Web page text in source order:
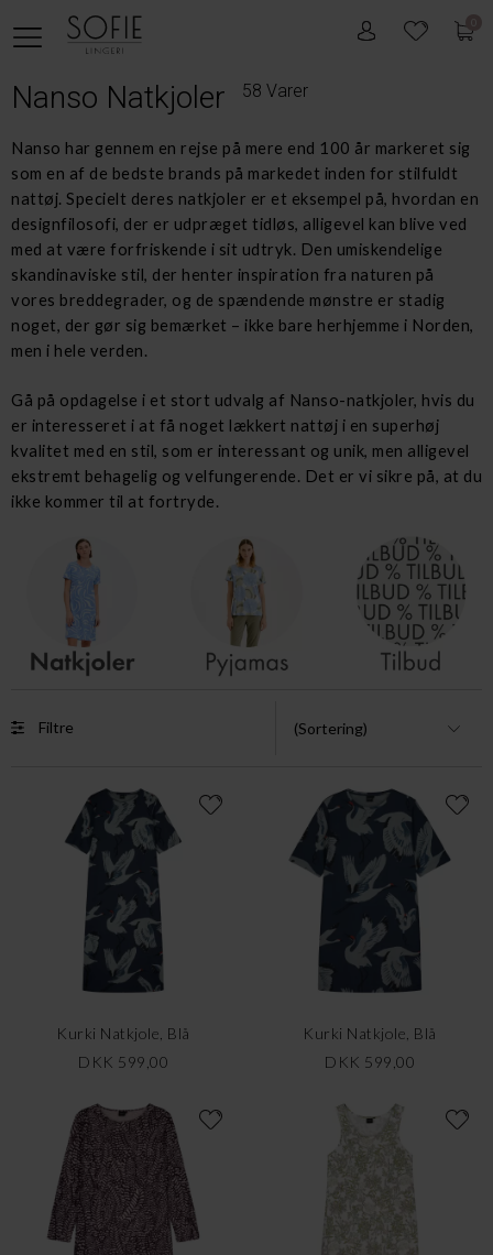
Nanso Natkjoler 58 Varer
Nanso har gennem en rejse på mere end 100 år markeret sig
som en af de bedste brands på markedet inden for stilfuldt
nattøj. Specielt deres natkjoler er et eksempel på, hvordan en
designfilosofi, der er udpræget tidløs, alligevel kan blive ved
med at være forfriskende i sit udtryk. Den umiskendelige
skandinaviske stil, der henter inspiration fra naturen på
vores breddegrader, og de spændende mønstre er stadig
noget, der gør sig bemærket – ikke bare herhjemme i Norden,
men i hele verden.
Gå på opdagelse i et stort udvalg af Nanso-natkjoler, hvis du
er interesseret i at få noget lækkert nattøj i en superhøj
kvalitet med en stil, som er interessant og unik, men alligevel
ekstremt behagelig og velfungerende. Det er vi sikre på, at du
ikke kommer til at fortryde.
Filtre
Kurki Natkjole, Blå
DKK 599,00
Kurki Natkjole, Blå
DKK 599,00